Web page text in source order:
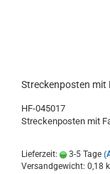
Streckenposten mit
HF-045017
Streckenposten mit
Lieferzeit: 3-5 Tage
Versandgewicht: 0,18